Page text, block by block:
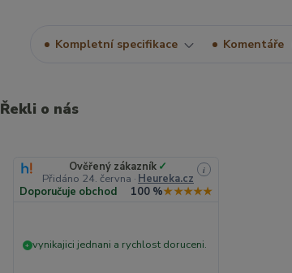
Kompletní specifikace Komentáře
Řekli o nás
Ověřený zákazník ✓
Přidáno 24. června · Heureka.cz
i
Doporučuje obchod 100 %★★★★★
+ vynikajici jednani a rychlost doruceni.